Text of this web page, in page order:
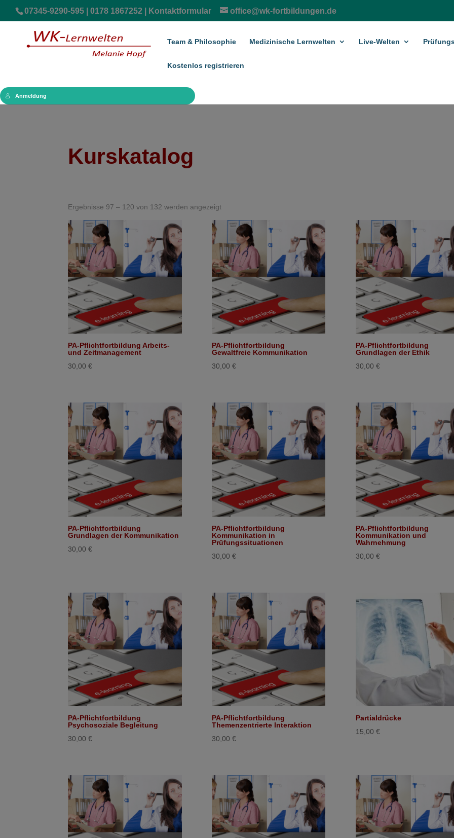
07345-9290-595 | 0178 1867252 | Kontaktformular office@wk-fortbildungen.de
Team & Philosophie Medizinische Lernwelten Live-Welten
Kostenlos registrieren
Anmeldung
Kurskatalog
Ergebnisse 97 – 120 von 132 werden angezeigt
PA-Pflichtfortbildung Arbeits-
und Zeitmanagement
30,00€
PA-Pflichtfortbildung
Gewaltfreie Kommunikation
30,00 €
PA-Pflichtfortbildung
Grundlagen der Ethik
30,00 €
PA-Pflichtfortbildung
Grundlagen der Kommunikation
30,00€
PA-Pflichtfortbildung
Kommunikation in
Prüfungssituationen
30,00 €
PA-Pflichtfortbildung
Kommunikation und
Wahrnehmung
30,00 €
PA-Pflichtfortbildung
Psychosoziale Begleitung
30,00€
PA-Pflichtfortbildung
Themenzentrierte Interaktion
30,00 €
Partialdrücke
15,00 €